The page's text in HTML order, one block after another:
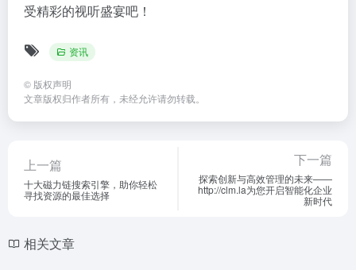
受精彩的视听盛宴吧！
资讯
© 版权声明
文章版权归作者所有，未经允许请勿转载。
上一篇
十大磁力链搜索引擎，助你轻松
寻找资源的最佳选择
下一篇
探索创新与高效管理的未来——
http://clm.la为您开启智能化企业
新时代
相关文章